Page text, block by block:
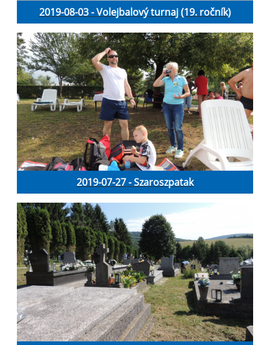
2019-08-03 - Volejbalový turnaj (19. ročník)
2019-07-27 - Szaroszpatak